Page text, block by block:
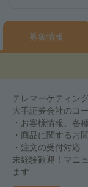
募集情報
テレマーケティン
大手証券会社のコ
・お客様情報、各
・商品に関するお
・注文の受付対応
未経験歓迎！マニ
ます